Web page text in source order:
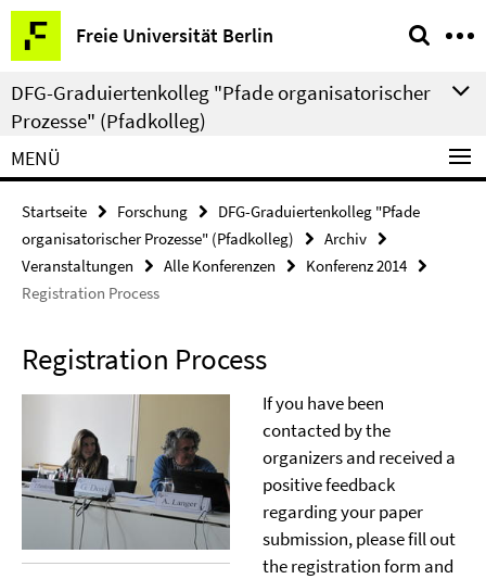
Springe
direkt
zu
Inhalt
Freie Universität Berlin
Service-
Navigation
DFG-Graduiertenkolleg "Pfade organisatorischer
Prozesse" (Pfadkolleg)
MENÜ
Startseite Forschung
DFG-Graduiertenkolleg "Pfade
organisatorischer Prozesse" (Pfadkolleg)
Archiv
Veranstaltungen
Alle Konferenzen
Konferenz 2014
Registration Process
Registration Process
If you have been
contacted by the
organizers and received a
positive feedback
regarding your paper
submission, please fill out
the registration form and